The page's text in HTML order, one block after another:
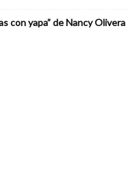
con yapa” de Nancy Olivera